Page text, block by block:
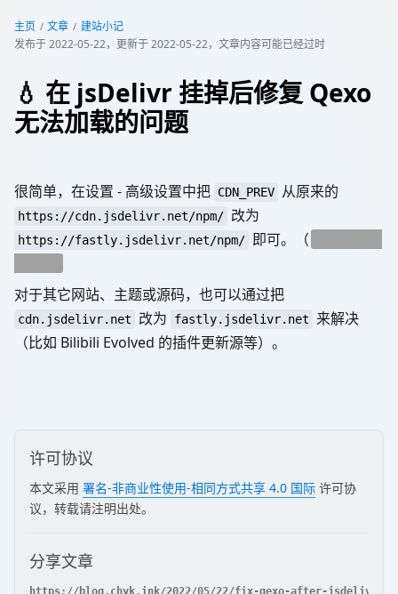
主页 文章
建站小记
发布于2022-05-22，更新于2022-05-22，文章内容可能已经过时
💧 在 jsDelivr 挂掉后修复 Qexo
无法加载的问题
很简单，在设置 - 高级设置中把 CDN_PREV 从原来的
https://cdn.jsdelivr.net/npm/ 改为
https://fastly.jsdelivr.net/npm/ 即可。（
对于其它网站、主题或源码，也可以通过把
cdn.jsdelivr.net 改为 fastly.jsdelivr.net
来解决
（比如 Bilibili Evolved 的插件更新源等）。
许可协议
本文采用 署名-非商业性使用-相同方式共享 4.0 国际 许可协
议，转载请注明出处。
分享文章